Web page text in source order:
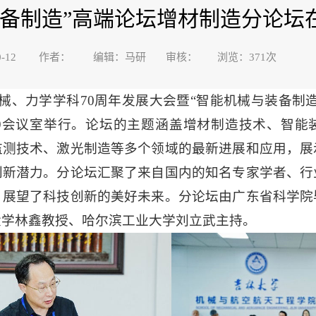
制造”高端论坛增材制造分论坛
10-12 作者： 编辑：马研 审核： 浏览： 371 次
、力学学科70周年发展大会暨“智能机械与装备制
议室举行。论坛的主题涵盖增材制造技术、智能
技术、激光制造等多个领域的最新进展和应用，
潜力。分论坛汇聚了来自国内的知名专家学者、
望了科技创新的美好未来。分论坛由广东省科学
林鑫教授、哈尔滨工业大学刘立武主持。